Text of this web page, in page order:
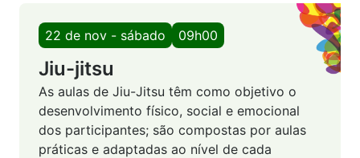
22 de nov - sábado 09h00
Jiu-jitsu
As aulas de Jiu-Jitsu têm como objetivo o
desenvolvimento físico, social e emocional
dos participantes; são compostas por aulas
práticas e adaptadas ao nível de cada